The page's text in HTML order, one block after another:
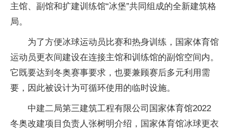
主馆、副馆和扩建训练馆“冰堡”共同组成的全新建筑格
局。
为了方便冰球运动员比赛和热身训练，国家体育馆
运动员更衣间建设在连接主馆和训练馆的副馆空间内。
它既要达到冬奥赛事要求，也要兼顾赛后多元利用需
要，因此被设计为可循环使用的临时设施。
中建二局第三建筑工程有限公司国家体育馆2022
冬奥改建项目负责人张树明介绍，国家体育馆冰球更衣